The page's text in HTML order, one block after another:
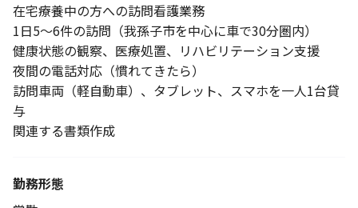
在宅療養中の方への訪問看護業務
1日5～6件の訪問（我孫子市を中心に車で30分圏内）
健康状態の観察、医療処置、リハビリテーション支援
夜間の電話対応（慣れてきたら）
訪問車両（軽自動車）、タブレット、スマホを一人1台貸
与
関連する書類作成
勤務形態